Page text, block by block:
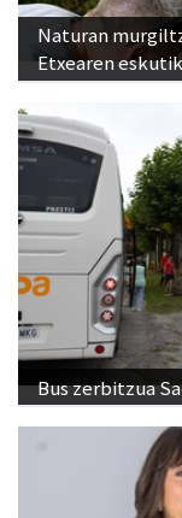
Naturan
Etxearen eskutik
Bus zerbitzua